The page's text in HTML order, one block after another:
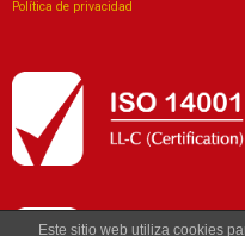
Política de privacidad
Este sitio web utiliza cookies